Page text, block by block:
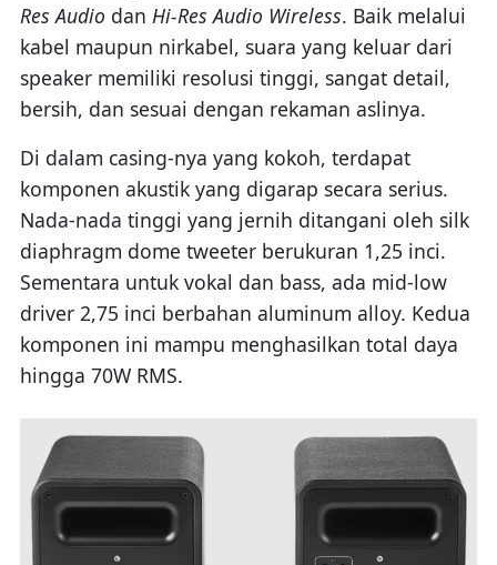
Res Audio dan Hi-Res Audio Wireless. Baik melalui
kabel maupun nirkabel, suara yang keluar dari
speaker memiliki resolusi tinggi, sangat detail,
bersih, dan sesuai dengan rekaman aslinya.
Di dalam casing-nya yang kokoh, terdapat
komponen akustik yang digarap secara serius.
Nada-nada tinggi yang jernih ditangani oleh silk
diaphragm dome tweeter berukuran 1,25 inci.
Sementara untuk vokal dan bass, ada mid-low
driver 2,75 inci berbahan aluminum alloy. Kedua
komponen ini mampu menghasilkan total daya
hingga 70W RMS.